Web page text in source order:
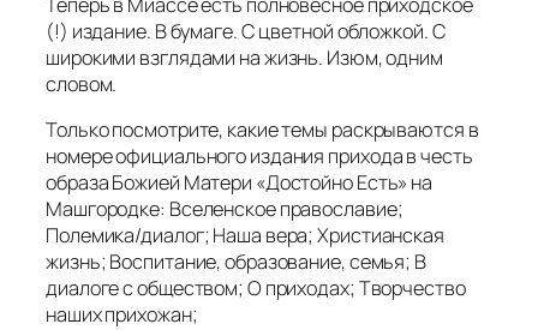
(!) издание. В бумаге. С цветной обложкой. С
широкими взглядами на жизнь. Изюм, одним
словом.
Только посмотрите, какие темы раскрываются в
номере официального издания прихода в честь
образа Божией Матери «Достойно Есть» на
Машгородке: Вселенское православие;
Полемика/диалог; Наша вера; Христианская
жизнь; Воспитание, образование, семья; В
диалоге с обществом; О приходах; Творчество
наших прихожан;